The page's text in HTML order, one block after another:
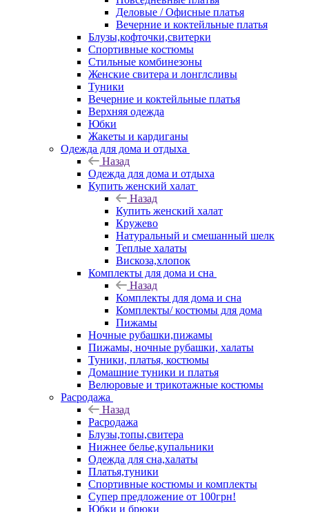
Деловые / Офисные платья
Вечерние и коктейльные платья
Блузы,кофточки,свитерки
Спортивные костюмы
Стильные комбинезоны
Женские свитера и лонглсливы
Туники
Вечерние и коктейльные платья
Верхняя одежда
Юбки
Жакеты и кардиганы
Одежда для дома и отдыха
Назад
Одежда для дома и отдыха
Купить женский халат
Назад
Купить женский халат
Кружево
Натуральный и смешанный шелк
Теплые халаты
Вискоза,хлопок
Комплекты для дома и сна
Назад
Комплекты для дома и сна
Комплекты/ костюмы для дома
Пижамы
Ночные рубашки,пижамы
Пижамы, ночные рубашки, халаты
Туники, платья, костюмы
Домашние туники и платья
Велюровые и трикотажные костюмы
Расродажа
Назад
Расродажа
Блузы,топы,свитера
Нижнее белье,купальники
Одежда для сна,халаты
Платья,туники
Спортивные костюмы и комплекты
Супер предложение от 100грн!
Юбки и брюки